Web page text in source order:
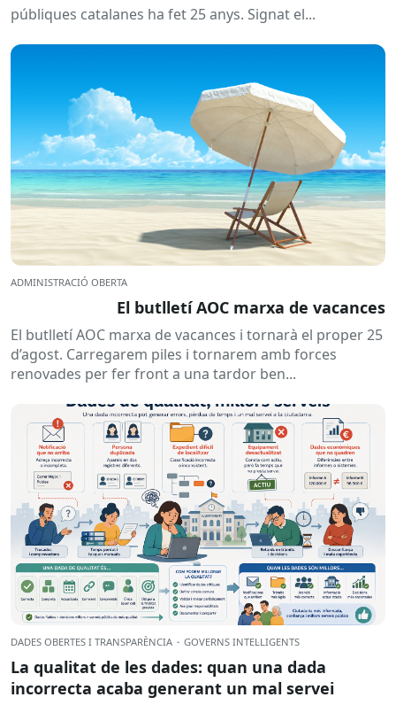
públiques catalanes ha fet 25 anys. Signat el...
ADMINISTRACIÓ OBERTA
El butlletí AOC marxa de vacances
El butlletí AOC marxa de vacances i tornarà el proper 25
d’agost. Carregarem piles i tornarem amb forces
renovades per fer front a una tardor ben...
DADES OBERTES I TRANSPARÈNCIA · GOVERNS INTEL·LIGENTS
La qualitat de les dades: quan una dada
incorrecta acaba generant un mal servei